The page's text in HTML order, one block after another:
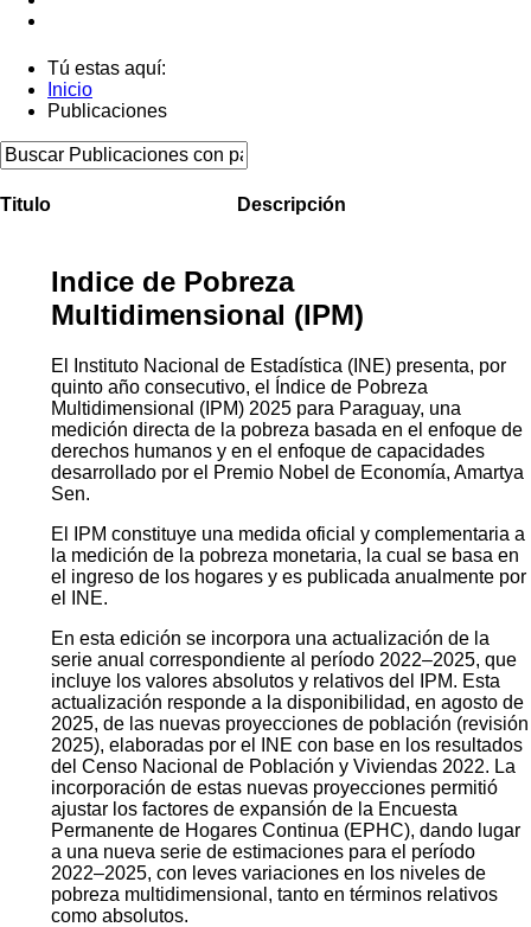
Tú estas aquí:
Inicio
Publicaciones
Titulo Descripción
Indice de Pobreza
Multidimensional (IPM)
El Instituto Nacional de Estadística (INE) presenta, por
quinto año consecutivo, el Índice de Pobreza
Multidimensional (IPM) 2025 para Paraguay, una
medición directa de la pobreza basada en el enfoque de
derechos humanos y en el enfoque de capacidades
desarrollado por el Premio Nobel de Economía, Amartya
Sen.
El IPM constituye una medida oficial y complementaria a
la medición de la pobreza monetaria, la cual se basa en
el ingreso de los hogares y es publicada anualmente por
el INE.
En esta edición se incorpora una actualización de la
serie anual correspondiente al período 2022–2025, que
incluye los valores absolutos y relativos del IPM. Esta
actualización responde a la disponibilidad, en agosto de
2025, de las nuevas proyecciones de población (revisión
2025), elaboradas por el INE con base en los resultados
del Censo Nacional de Población y Viviendas 2022. La
incorporación de estas nuevas proyecciones permitió
ajustar los factores de expansión de la Encuesta
Permanente de Hogares Continua (EPHC), dando lugar
a una nueva serie de estimaciones para el período
2022–2025, con leves variaciones en los niveles de
pobreza multidimensional, tanto en términos relativos
como absolutos.